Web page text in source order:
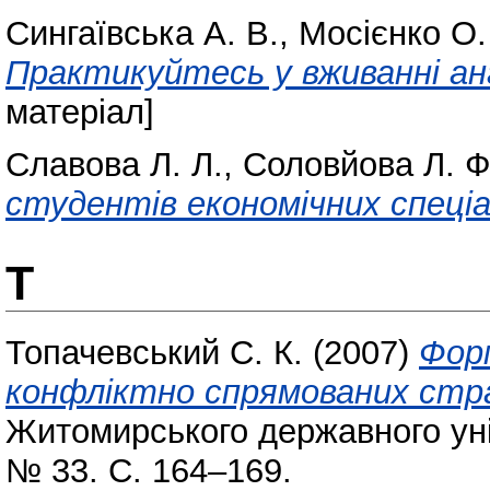
Сингаївська А. В., Мосієнко
Практикуйтесь у вживанні
матеріал]
Славова Л. Л., Соловйова Л.
студентів економічних
Т
Топачевський С. К. (2007)
конфліктно спрямованих
Житомирського державного
№ 33. С. 164–169.